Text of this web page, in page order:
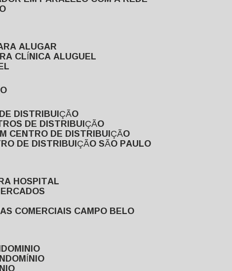
ALUGAR
CLÍNICA ALUGUEL
DISTRIBUIÇÃO
DE DISTRIBUIÇÃO
CENTRO DE DISTRIBUIÇÃO
DE DISTRIBUIÇÃO SÃO PAULO
HOSPITAL
COMERCIAIS CAMPO BELO